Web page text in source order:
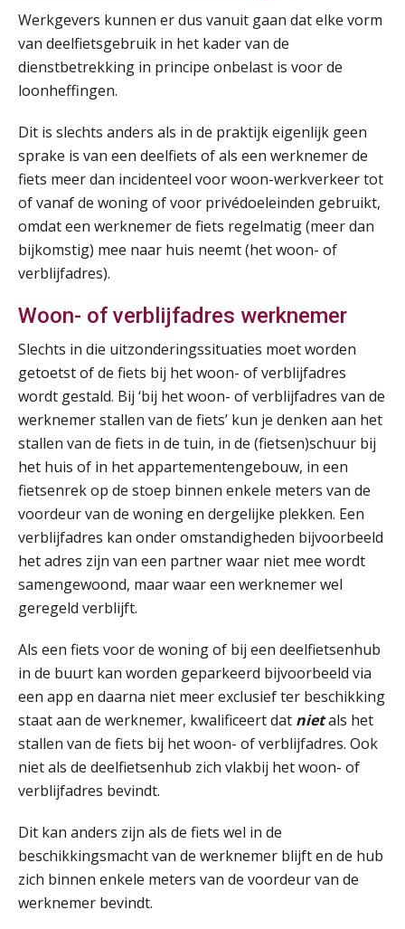
Werkgevers kunnen er dus vanuit gaan dat elke vorm
van deelfietsgebruik in het kader van de
dienstbetrekking in principe onbelast is voor de
loonheffingen.
Dit is slechts anders als in de praktijk eigenlijk geen
sprake is van een deelfiets of als een werknemer de
fiets meer dan incidenteel voor woon-werkverkeer tot
of vanaf de woning of voor privédoeleinden gebruikt,
omdat een werknemer de fiets regelmatig (meer dan
bijkomstig) mee naar huis neemt (het woon- of
verblijfadres).
Woon- of verblijfadres werknemer
Slechts in die uitzonderingssituaties moet worden
getoetst of de fiets bij het woon- of verblijfadres
wordt gestald. Bij ‘bij het woon- of verblijfadres van de
werknemer stallen van de fiets’ kun je denken aan het
stallen van de fiets in de tuin, in de (fietsen)schuur bij
het huis of in het appartementengebouw, in een
fietsenrek op de stoep binnen enkele meters van de
voordeur van de woning en dergelijke plekken. Een
verblijfadres kan onder omstandigheden bijvoorbeeld
het adres zijn van een partner waar niet mee wordt
samengewoond, maar waar een werknemer wel
geregeld verblijft.
Als een fiets voor de woning of bij een deelfietsenhub
in de buurt kan worden geparkeerd bijvoorbeeld via
een app en daarna niet meer exclusief ter beschikking
staat aan de werknemer, kwalificeert dat nietals het
stallen van de fiets bij het woon- of verblijfadres. Ook
niet als de deelfietsenhub zich vlakbij het woon- of
verblijfadres bevindt.
Dit kan anders zijn als de fiets wel in de
beschikkingsmacht van de werknemer blijft en de hub
zich binnen enkele meters van de voordeur van de
werknemer bevindt.